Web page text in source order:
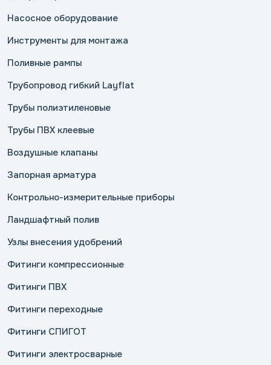
Насосное оборудование
Инструменты для монтажа
Поливные рампы
Трубопровод гибкий Layflat
Трубы полиэтиленовые
Трубы ПВХ клеевые
Воздушные клапаны
Запорная арматура
Контрольно-измерительные приборы
Ландшафтный полив
Узлы внесения удобрений
Фитинги компрессионные
Фитинги ПВХ
Фитинги переходные
Фитинги СПИГОТ
Фитинги электросварные